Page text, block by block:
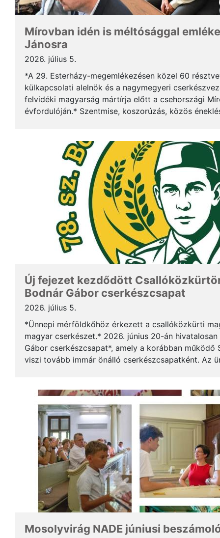
Mírovban idén is méltósággal
Jánosra
2026. július 5.
*A 29. Esterházy-megemlékezésen közel 60
külkapcsolati alelnök és a nagymegyeri
felvidéki magyarság mártírja előtt a csehországi
évfordulóján.* Szentmise, koszorúzás, közös
Új fejezet kezdődött
Bodnár Gábor cserkészcsapat
2026. július 5.
*Ünnepi mérföldkőhöz érkezett a csallóközkürti
magyar cserkészet.* 2026. június 20-án
Gábor cserkészcsapat*, amely a korábban működő
viszi tovább immár önálló cserkészcsapatként. Az
Mosolyvirág NADE júniusi